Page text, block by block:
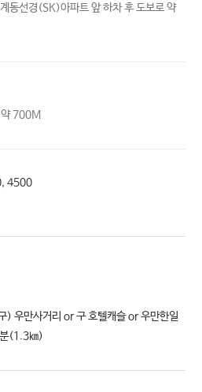
동선경(SK)아파트 앞 하차 후 도보로 약
약 700M
4500
) 우만사거리 or 구 호텔캐슬 or 우만한일
분(1.3㎞)